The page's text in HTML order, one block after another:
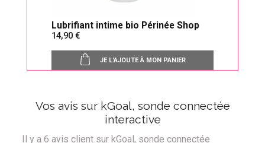
Lubrifiant intime bio Périnée Shop
14,90
JE L'AJOUTE À MON PANIER
Vos avis sur kGoal, sonde connectée
interactive
Il y a6 avis client sur kGoal, sonde connectée